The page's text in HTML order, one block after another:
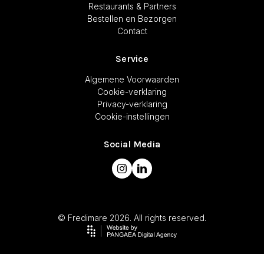
Restaurants & Partners
Bestellen en Bezorgen
Contact
Service
Algemene Voorwaarden
Cookie-verklaring
Privacy-verklaring
Cookie-instellingen
Social Media
© Fredimare 2026. All rights reserved.